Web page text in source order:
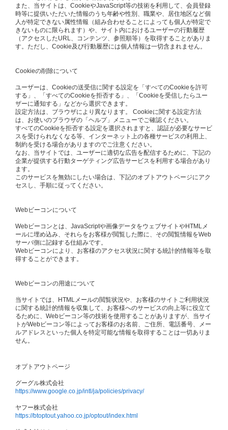
また、当サイトは、CookieやJavaScript等の技術を利用して、会員登録
時等に提供いただいた情報のうち年齢や性別、職業や、居住地区など個
人が特定できない属性情報（組み合わせることによっても個人が特定で
きないものに限られます）や、サイト内におけるユーザーの行動履歴
（アクセスしたURL、コンテンツ、参照順等）を取得することがありま
す。ただし、Cookie及び行動履歴には個人情報は一切含まれません。
Cookieの削除について
ユーザーは、Cookieの送受信に関する設定を「すべてのCookieを許可
する」、「すべてのCookieを拒否する」、「Cookieを受信したらユー
ザーに通知する」などから選択できます。
設定方法は、ブラウザにより異なります。 Cookieに関する設定方法
は、お使いのブラウザの「ヘルプ」メニューでご確認ください。
すべてのCookieを拒否する設定を選択されますと、認証が必要なサービ
スを受けられなくなる等、インターネット上の各種サービスの利用上、
制約を受ける場合がありますのでご注意ください。
なお、当サイトでは、ユーザーに適切な広告を配信するために、下記の
企業が提供する行動ターゲティング広告サービスを利用する場合があり
ます。
このサービスを無効にしたい場合は、下記のオプトアウトページにアク
セスし、手順に従ってください。
Webビーコンについて
Webビーコンとは、JavaScriptや画像データをウェブサイトやHTMLメ
ールに埋め込み、それらをお客様が閲覧した際に、その閲覧情報をWeb
サーバ側に記録する仕組みです。
Webビーコンにより、お客様のアクセス状況に関する統計的情報等を取
得することができます。
Webビーコンの用途について
当サイトでは、HTMLメールの閲覧状況や、お客様のサイトご利用状況
に関する統計的情報を収集して、お客様へのサービスの向上等に役立て
るために、Webビーコン等の技術を使用することがありますが、当サイ
トがWebビーコン等によってお客様のお名前、ご住所、電話番号、メー
ルアドレスといった個人を特定可能な情報を取得することは一切ありま
せん。
オプトアウトページ
グーグル株式会社
https://www.google.co.jp/intl/ja/policies/privacy/
ヤフー株式会社
https://btoptout.yahoo.co.jp/optout/index.html